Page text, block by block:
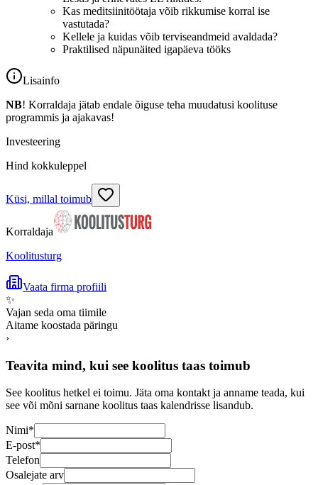
Kas meditsiinitöötaja võib rikkumise korral ise
vastutada?
Kellele ja kuidas võib terviseandmeid avaldada?
Praktilised näpunäited igapäeva tööks
Lisainfo
NB! Korraldaja jätab endale õiguse teha muudatusi koolituse
programmis ja ajakavas!
Investeering
Hind kokkuleppel
Küsi, millal toimub
Korraldaja
Koolitusturg
Vaata firma profiili
✨
Vajan seda oma tiimile
Aitame koostada päringu
›
Teavita mind, kui see koolitus taas toimub
See koolitus hetkel ei toimu. Jäta oma kontakt ja anname teada, kui
see või mõni sarnane koolitus taas kalendrisse lisandub.
Nimi*
E-post*
Telefon
Osalejate arv